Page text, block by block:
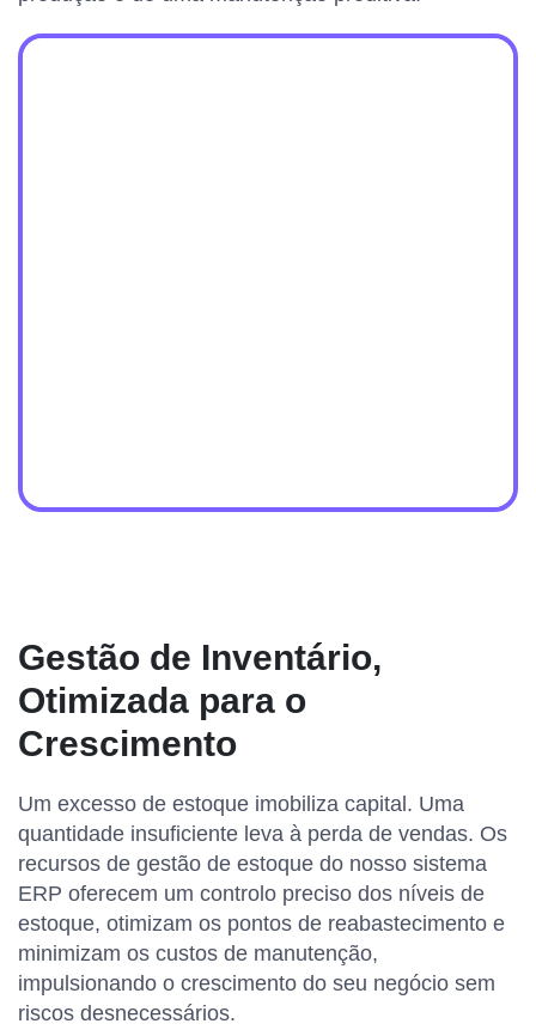
Gestão de Inventário,
Otimizada para o
Crescimento
Um excesso de estoque imobiliza capital. Uma
quantidade insuficiente leva à perda de vendas. Os
recursos de gestão de estoque do nosso sistema
ERP oferecem um controlo preciso dos níveis de
estoque, otimizam os pontos de reabastecimento e
minimizam os custos de manutenção,
impulsionando o crescimento do seu negócio sem
riscos desnecessários.